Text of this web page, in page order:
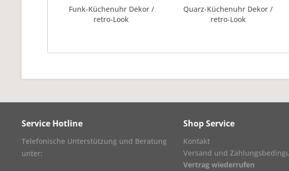
Funk-Küchenuhr Dekor /
retro-Look
Quarz-Küchenuhr Dekor /
retro-Look
Service Hotline
Telefonische Unterstützung und Beratung
unter:
Shop Service
Kontakt
Versand und
Vertrag wiederrufen